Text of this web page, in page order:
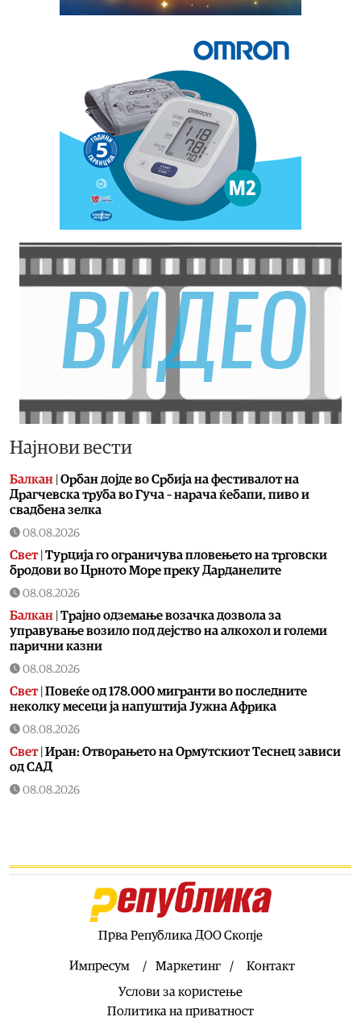
Најнови вести
Балкан Орбан дојде во Србија на фестивалот на
Драгчевска труба во Гуча – нарача ќебапи, пиво и
свадбена зелка
08.08.2026
Свет| Турција го ограничува пловењето на трговски
бродови во Црното Море преку Дарданелите
08.08.2026
Балкан Трајно одземање возачка дозвола за
управување возило под дејство на алкохол и големи
парични казни
08.08.2026
Свет| Повеќе од 178.000 мигранти во последните
неколку месеци ја напуштија Јужна Африка
08.08.2026
Свет| Иран: Отворањето на Ормутскиот Теснец зависи
од САД
08.08.2026
Патувања|Матера – градот од камен кој како феникс се
издигнал од пепелта на срамот, бедата и заборавот
Убедлив триумф на Тиквеш над Башкими
општините Новело, Монфорте д’Алба и Родино од
Прва Република ДОО Скопје
Импресум Маркетинг
Контакт
Услови за користење
Политика на приватност